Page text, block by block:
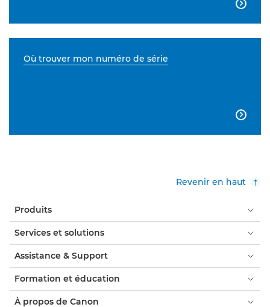

Où trouver mon numéro de série

Revenir en haut
Produits
Services et solutions
Assistance & Support
Formation et éducation
À propos de Canon